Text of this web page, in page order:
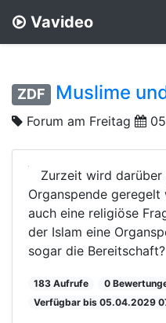
Vavideo
ZDF Muslime
Forum am Freitag
Zurzeit wird
Organspende
auch eine religiöse
der Islam eine
sogar die
183 Aufrufe 0
Verfügbar bis 05.04.2029